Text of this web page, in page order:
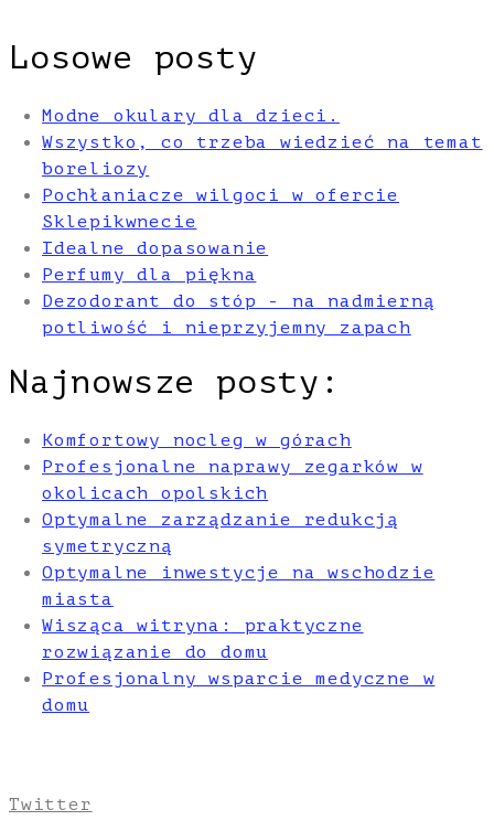
Losowe posty
Modne okulary dla dzieci.
Wszystko, co trzeba wiedzieć na temat
boreliozy
Pochłaniacze wilgoci w ofercie
Sklepikwnecie
Idealne dopasowanie
Perfumy dla piękna
Dezodorant do stóp - na nadmierną
potliwość i nieprzyjemny zapach
Najnowsze posty:
Komfortowy nocleg w górach
Profesjonalne naprawy zegarków w
okolicach opolskich
Optymalne zarządzanie redukcją
symetryczną
Optymalne inwestycje na wschodzie
miasta
Wisząca witryna: praktyczne
rozwiązanie do domu
Profesjonalny wsparcie medyczne w
domu
Twitter